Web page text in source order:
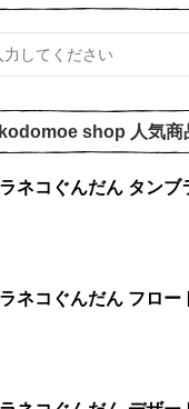
kodomoe shop 人気商
ノラネコぐ